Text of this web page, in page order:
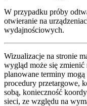
W przypadku próby
otwieranie na
wydajnościowych.
Wizualizacje na stronie
wygląd może się
planowane terminy
procedury przetargowe,
sobą, konieczność
sieci, ze względu na